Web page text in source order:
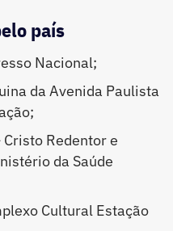
país
Nacional;
da Avenida Paulista
Redentor e
da Saúde
Cultural Estação